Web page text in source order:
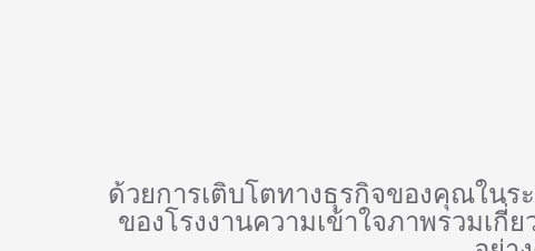
ด้วยการเติบโตทางธุรกิจของคุณในร
ของโรงงานความเข้าใจภาพรวมเกี่